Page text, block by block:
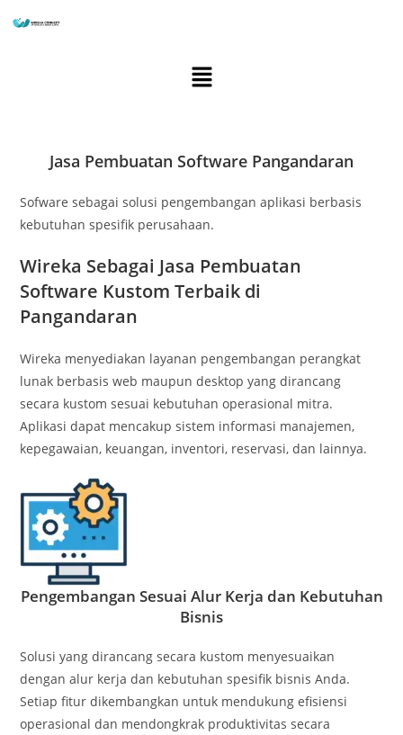
Jasa Pembuatan Software Pangandaran
Sofware sebagai solusi pengembangan aplikasi berbasis
kebutuhan spesifik perusahaan.
Wireka Sebagai Jasa Pembuatan
Software Kustom Terbaik di
Pangandaran
Wireka menyediakan layanan pengembangan perangkat
lunak berbasis web maupun desktop yang dirancang
secara kustom sesuai kebutuhan operasional mitra.
Aplikasi dapat mencakup sistem informasi manajemen,
kepegawaian, keuangan, inventori, reservasi, dan lainnya.
Pengembangan Sesuai Alur Kerja dan Kebutuhan
Bisnis
Solusi yang dirancang secara kustom menyesuaikan
dengan alur kerja dan kebutuhan spesifik bisnis Anda.
Setiap fitur dikembangkan untuk mendukung efisiensi
operasional dan mendongkrak produktivitas secara